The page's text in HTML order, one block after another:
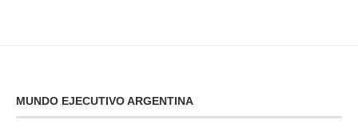
MUNDO EJECUTIVO ARGENTINA